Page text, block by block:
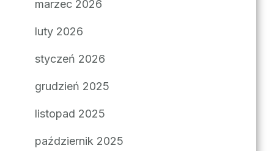
marzec 2026
luty 2026
styczeń 2026
grudzień 2025
listopad 2025
październik 2025